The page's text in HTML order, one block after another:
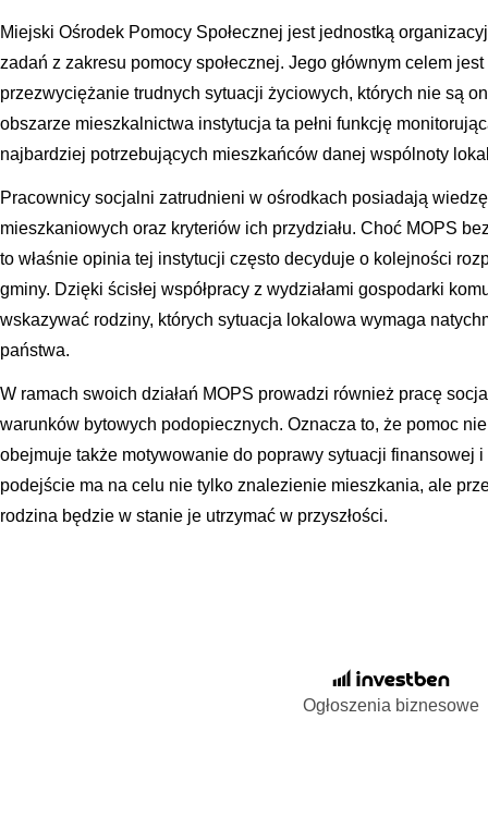
Miejski Ośrodek Pomocy Społecznej jest jednostką
zadań z zakresu pomocy społecznej. Jego głównym celem
przezwyciężanie trudnych sytuacji życiowych, których nie są
obszarze mieszkalnictwa instytucja ta pełni funkcję
najbardziej potrzebujących mieszkańców danej wspólnoty
Pracownicy socjalni zatrudnieni w ośrodkach posiadają
mieszkaniowych oraz kryteriów ich przydziału. Choć MOPS
to właśnie opinia tej instytucji często decyduje o kolejności
gminy. Dzięki ścisłej współpracy z wydziałami gospodarki
wskazywać rodziny, których sytuacja lokalowa wymaga
państwa.
W ramach swoich działań MOPS prowadzi również pracę
warunków bytowych podopiecznych. Oznacza to, że pomoc
obejmuje także motywowanie do poprawy sytuacji finansowej
podejście ma na celu nie tylko znalezienie mieszkania, ale
rodzina będzie w stanie je utrzymać w przyszłości.
Ogłoszenia biznesowe